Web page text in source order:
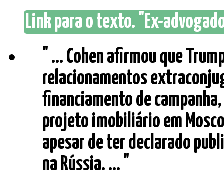
Link para o texto. "Ex-
" ... Cohen afirmou que
relacionamentos
financiamento de
projeto imobiliário em
apesar de ter declarado
na Rússia. ... "